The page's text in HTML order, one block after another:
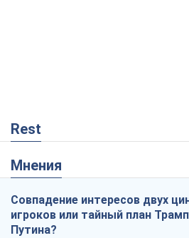
Rest
Мнения
Совпадение интересов двух
игроков или тайный план
Путина?